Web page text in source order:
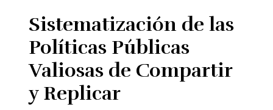
Sistematización de las
Políticas Públicas
Valiosas de Compartir
y Replicar